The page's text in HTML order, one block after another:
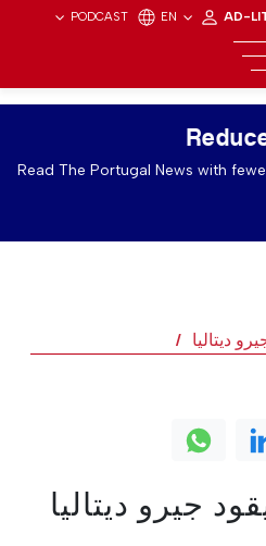
PODCAST EN AD-
Read The Portugal News with
ديتاليا
جيرو ديتاليا